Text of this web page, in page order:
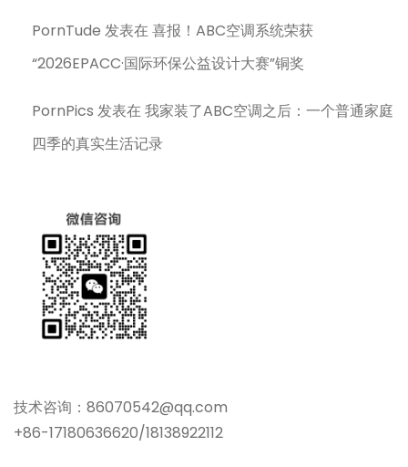
PornTude 发表在喜报！ABC空调系统荣获
“2026EPACC·国际环保公益设计大赛”铜奖
PornPics 发表在我家装了ABC空调之后：一个普通家庭
四季的真实生活记录
技术咨询：86070542@qq.com
+86-17180636620/18138922112